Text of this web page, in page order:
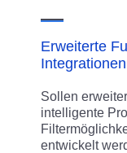
Erweiterte
Integrationen
Sollen
intelligente
entwickelt